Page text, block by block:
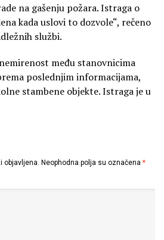
na gašenju požara. Istraga o
kada uslovi to dozvole“, rečeno
službi.
među stanovnicima
poslednjim informacijama,
stambene objekte. Istraga je u
objavljena. Neophodna polja su označena *